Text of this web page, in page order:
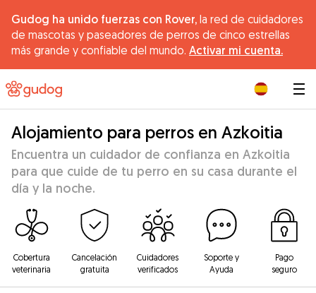
Gudog ha unido fuerzas con Rover, la red de cuidadores
de mascotas y paseadores de perros de cinco estrellas
más grande y confiable del mundo. Activar mi cuenta.
Alojamiento para perros en Azkoitia
Encuentra un cuidador de confianza en Azkoitia
para que cuide de tu perro en su casa durante el
día y la noche.
Cobertura
veterinaria
Cancelación
gratuita
Cuidadores
verificados
Soporte y
Ayuda
Pago
seguro